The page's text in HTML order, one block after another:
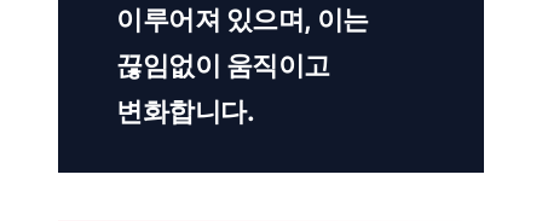
이루어져 있으며, 이는
끊임없이 움직이고
변화합니다.